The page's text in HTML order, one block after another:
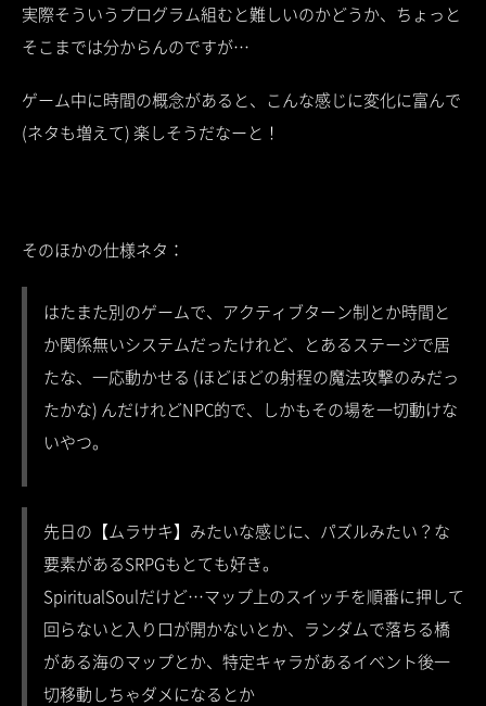
実際そういうプログラム組むと難しいのかどうか、ちょっと
そこまでは分からんのですが…
ゲーム中に時間の概念があると、こんな感じに変化に富んで
(ネタも増えて) 楽しそうだなーと！
そのほかの仕様ネタ：
はたまた別のゲームで、アクティブターン制とか時間と
か関係無いシステムだったけれど、とあるステージで居
たな、一応動かせる (ほどほどの射程の魔法攻撃のみだっ
たかな) んだけれどNPC的で、しかもその場を一切動けな
いやつ。
先日の【ムラサキ】みたいな感じに、パズルみたい？な
要素があるSRPGもとても好き。
SpiritualSoulだけど…マップ上のスイッチを順番に押して
回らないと入り口が開かないとか、ランダムで落ちる橋
がある海のマップとか、特定キャラがあるイベント後一
切移動しちゃダメになるとか